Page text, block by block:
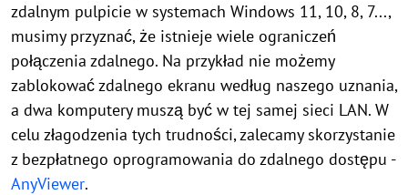
zdalnym pulpicie w systemach Windows 11, 10, 8, 7...,
musimy przyznać, że istnieje wiele ograniczeń
połączenia zdalnego. Na przykład nie możemy
zablokować zdalnego ekranu według naszego uznania,
a dwa komputery muszą być w tej samej sieci LAN. W
celu złagodzenia tych trudności, zalecamy skorzystanie
z bezpłatnego oprogramowania do zdalnego dostępu -
AnyViewer.